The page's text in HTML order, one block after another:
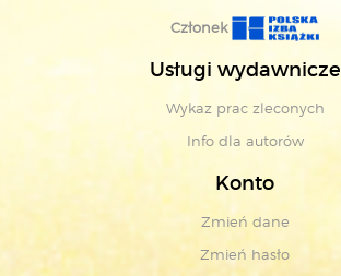
Członek
Usługi wydawnicze
Wykaz prac zleconych
Info dla autorów
Konto
Zmień dane
Zmień hasło